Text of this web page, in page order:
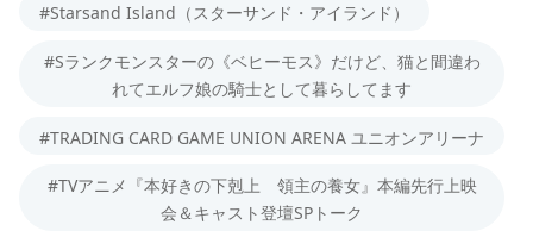
#Starsand Island（スターサンド・アイランド）
#Sランクモンスターの《ベヒーモス》だけど、猫と間違わ
れてエルフ娘の騎士として暮らしてます
#TRADING CARD GAME UNION ARENA ユニオンアリーナ
#TVアニメ『本好きの下剋上 領主の養女』本編先行上映
会＆キャスト登壇SPトーク